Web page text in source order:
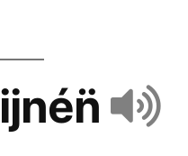
ijnén̈